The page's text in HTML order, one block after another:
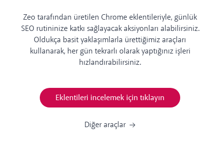
Zeo tarafından üretilen Chrome eklentileriyle, günlük
SEO rutininize katkı sağlayacak aksiyonları alabilirsiniz.
Oldukça basit yaklaşımlarla ürettiğimiz araçları
kullanarak, her gün tekrarlı olarak yaptığınız işleri
hızlandırabilirsiniz.
Eklentileri incelemek için tıklayın
Diğer araçlar